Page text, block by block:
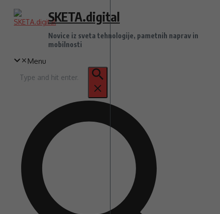
Preskoči
SKETA.digital
Novice iz sveta tehnologije, pametnih naprav in
mobilnosti
Menu
za: